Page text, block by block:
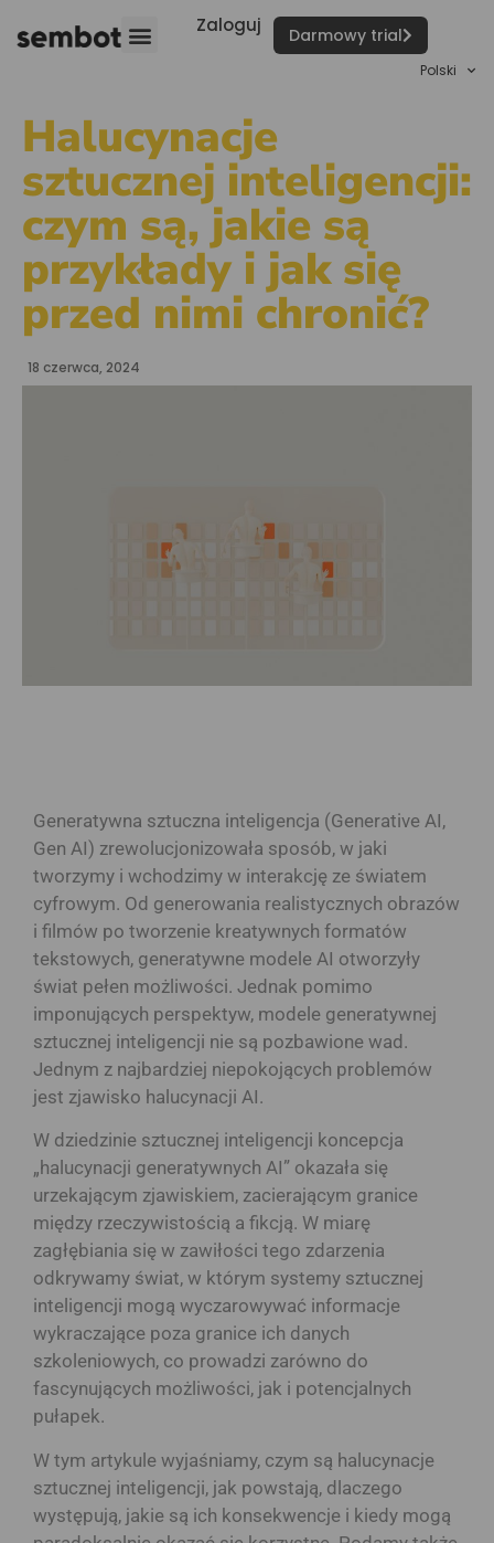
Zaloguj Darmowy trial
Polski
Halucynacje
sztucznej inteligencji:
czym są, jakie są
przykłady i jak się
przed nimi chronić?
18 czerwca, 2024
Generatywna sztuczna inteligencja (Generative AI,
Gen AI) zrewolucjonizowała sposób, w jaki
tworzymy i wchodzimy w interakcję ze światem
cyfrowym. Od generowania realistycznych obrazów
i filmów po tworzenie kreatywnych formatów
tekstowych, generatywne modele AI otworzyły
świat pełen możliwości. Jednak pomimo
imponujących perspektyw, modele generatywnej
sztucznej inteligencji nie są pozbawione wad.
Jednym z najbardziej niepokojących problemów
jest zjawisko halucynacji AI.
W dziedzinie sztucznej inteligencji koncepcja
„halucynacji generatywnych AI” okazała się
urzekającym zjawiskiem, zacierającym granice
między rzeczywistością a fikcją. W miarę
zagłębiania się w zawiłości tego zdarzenia
odkrywamy świat, w którym systemy sztucznej
inteligencji mogą wyczarowywać informacje
wykraczające poza granice ich danych
szkoleniowych, co prowadzi zarówno do
fascynujących możliwości, jak i potencjalnych
pułapek.
W tym artykule wyjaśniamy, czym są halucynacje
sztucznej inteligencji, jak powstają, dlaczego
występują, jakie są ich konsekwencje i kiedy mogą